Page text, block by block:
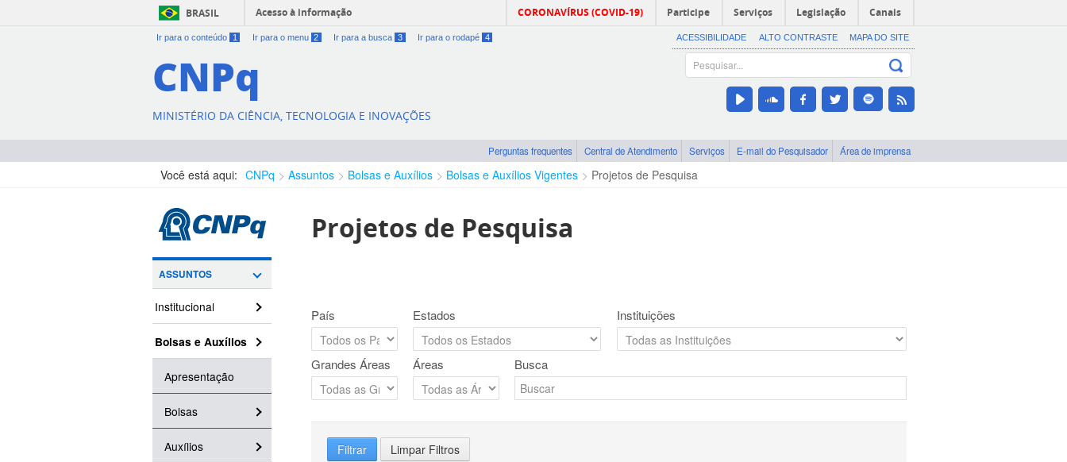
BRASIL Acesso à informação CORONAVÍRUS (COVID-19) Participe Serviços Legislação Canais
Ir para o conteúdo 1 Ir para o menu 2 Ir para a busca 3 Ir para o rodapé 4 ACESSIBILIDADE ALTO CONTRASTE MAPA DO SITE
CNPq
MINISTÉRIO DA CIÊNCIA, TECNOLOGIA E INOVAÇÕES
Perguntas frequentes Central de Atendimento Serviços E-mail do Pesquisador Área de imprensa
Você está aqui: CNPq Assuntos Bolsas e Auxílios Bolsas e Auxílios Vigentes Projetos de Pesquisa
ASSUNTOS
Institucional
Bolsas e Auxílios
Apresentação
Bolsas
Auxílios
Projetos de Pesquisa
País Estados Instituições
Grandes Áreas Áreas Busca
Filtrar Limpar Filtros